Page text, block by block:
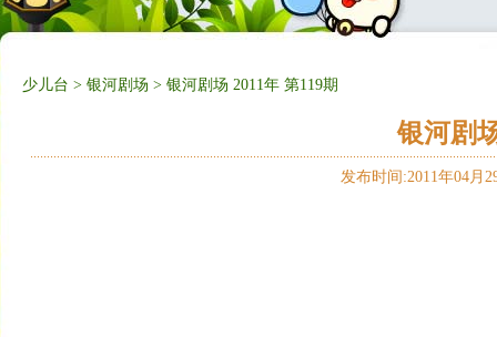
少儿台 > 银河剧场 > 银河剧场 2011年 第119期
银河剧
发布时间:2011年04月